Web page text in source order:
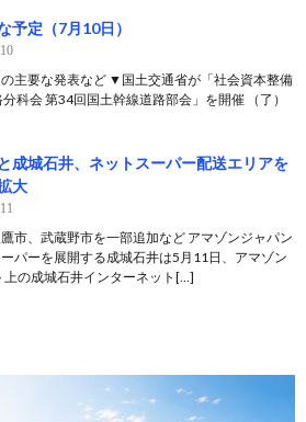
予定（7月10日）
主要な発表など ▼国土交通省が「社会資本整備
科会 第34回国土幹線道路部会」を開催 （了）
成城石井、ネットスーパー配送エリアを
大
市、武蔵野市を一部追加など アマゾンジャパン
パーを展開する成城石井は5月11日、アマゾン
上の成城石井インターネット[…]